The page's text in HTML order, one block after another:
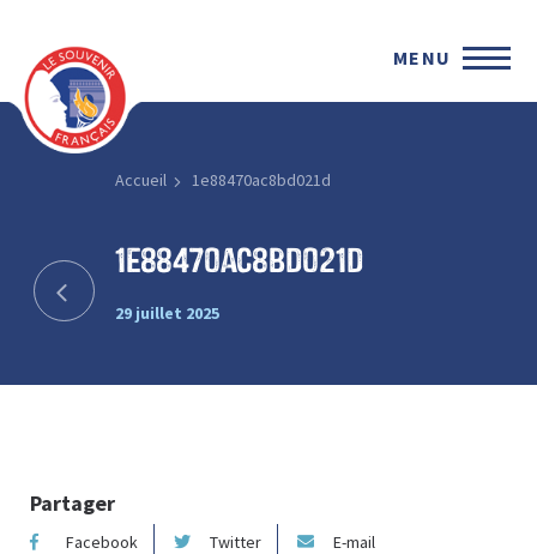
MENU
Accueil 1e88470ac8bd021d
1e88470ac8bd021d
29 juillet 2025
Partager
Facebook Twitter E-mail